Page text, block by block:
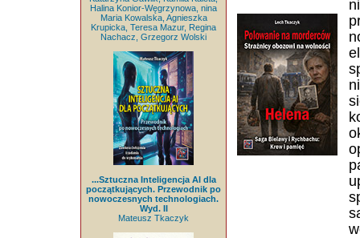
Halina Konior-Węgrzynowa, nina
Maria Kowalska, Agnieszka
Krupicka, Teresa Mazur, Regina
Nachacz, Grzegorz Wolski
...Sztuczna Inteligencja AI dla
początkujących. Przewodnik po
nowoczesnych technologiach.
Wyd. II
Mateusz Tkaczyk